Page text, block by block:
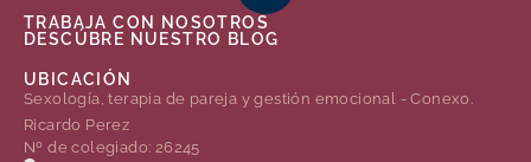
TRABAJA CON NOSOTROS
DESCÚBRE NUESTRO BLOG
UBICACIÓN
Sexología, terapia de pareja y gestión emocional - Conexo.
Ricardo Perez
Nº de colegiado: 26245